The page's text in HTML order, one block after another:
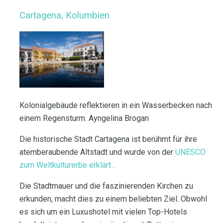
Cartagena, Kolumbien
Kolonialgebäude reflektieren in ein Wasserbecken nach
einem Regensturm. Ayngelina Brogan
Die historische Stadt Cartagena ist berühmt für ihre
atemberaubende Altstadt und wurde von der UNESCO
zum Weltkulturerbe erklärt .
Die Stadtmauer und die faszinierenden Kirchen zu
erkunden, macht dies zu einem beliebten Ziel. Obwohl
es sich um ein Luxushotel mit vielen Top-Hotels